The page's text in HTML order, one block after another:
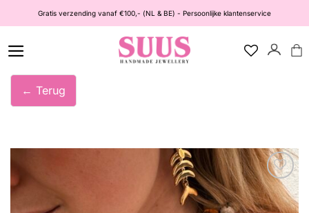
naar
inhoud
Gratis verzending vanaf €100,- (NL & BE) - Persoonlijke klantenservice
← Terug
Wishlist